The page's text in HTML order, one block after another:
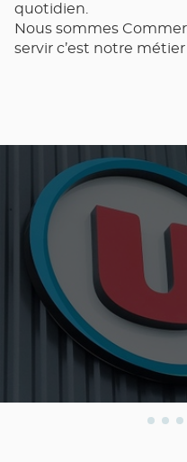
quotidien.
Nous sommes
servir c’est notre métier